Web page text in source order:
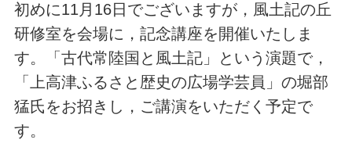
初めに11月16日でございますが，風土記の丘
研修室を会場に，記念講座を開催いたしま
す。「古代常陸国と風土記」という演題で，
「上高津ふるさと歴史の広場学芸員」の堀部
猛氏をお招きし，ご講演をいただく予定で
す。